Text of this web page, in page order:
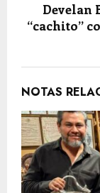
Develan
“cachito”
NOTAS